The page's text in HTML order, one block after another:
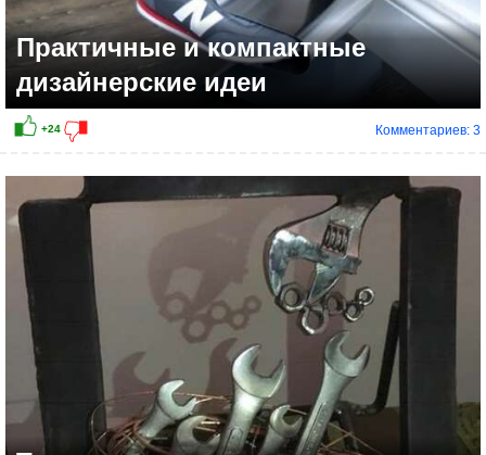
Практичные и компактные
дизайнерские идеи
Комментариев: 3